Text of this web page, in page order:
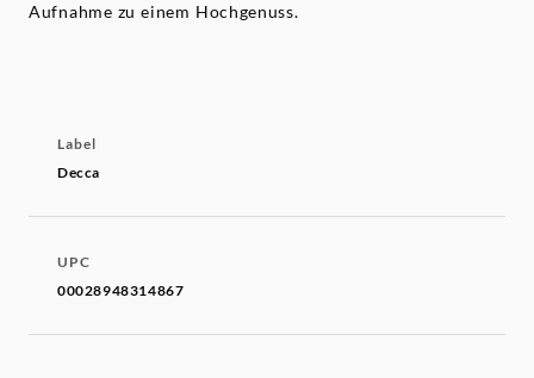
Aufnahme zu einem Hochgenuss.
Label
Decca
UPC
00028948314867